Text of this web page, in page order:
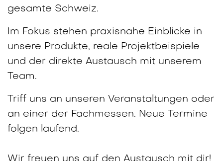
gesamte Schweiz.
Im Fokus stehen praxisnahe Einblicke in
unsere Produkte, reale Projektbeispiele
und der direkte Austausch mit unserem
Team.
Triff uns an unseren Veranstaltungen oder
an einer der Fachmessen. Neue Termine
folgen laufend.